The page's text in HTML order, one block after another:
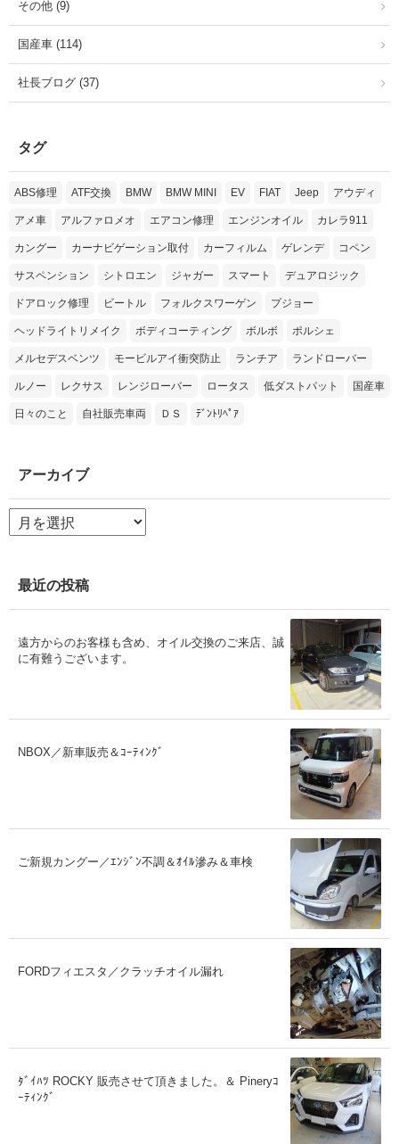
その他 (9)
国産車 (114)
社長ブログ (37)
タグ
ABS修理 ATF交換 BMW BMW MINI EV FIAT Jeep アウディ
アメ車 アルファロメオ エアコン修理 エンジンオイル カレラ911
カングー カーナビゲーション取付 カーフィルム ゲレンデ コペン
サスペンション シトロエン ジャガー スマート デュアロジック
ドアロック修理 ビートル フォルクスワーゲン プジョー
ヘッドライトリメイク ボディコーティング ボルボ ポルシェ
メルセデスベンツ モービルアイ衝突防止 ランチア ランドローバー
ルノー レクサス レンジローバー ロータス 低ダストパット 国産車
日々のこと 自社販売車両 ＤＳ ﾃﾞﾝﾄﾘﾍﾟｱ
アーカイブ
ア
ー
ブ
最近の投稿
遠方からのお客様も含め、オイル交換のご来店、誠
に有難うございます。
NBOX／新車販売＆ｺｰﾃｨﾝｸﾞ
ご新規カングー／ｴﾝｼﾞﾝ不調＆ｵｲﾙ滲み＆車検
FORDフィエスタ／クラッチオイル漏れ
ﾀﾞｲﾊﾂ ROCKY 販売させて頂きました。＆ Pineryｺ
ｰﾃｨﾝｸﾞ